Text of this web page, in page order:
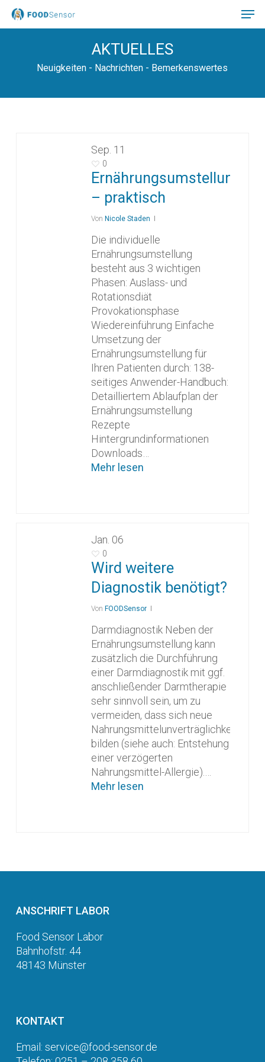
Skip
AKTUELLES
Neuigkeiten - Nachrichten - Bemerkenswertes
Sep. 11
0
Ernährungsumstellung
– praktisch
Von Nicole Staden
Die individuelle
Ernährungsumstellung
besteht aus 3 wichtigen
Phasen: Auslass- und
Rotationsdiät
Provokationsphase
Wiedereinführung Einfache
Umsetzung der
Ernährungsumstellung für
Ihren Patienten durch: 138-
seitiges Anwender-Handbuch:
Detailliertem Ablaufplan der
Ernährungsumstellung
Rezepte
Hintergrundinformationen
Downloads…
Mehr lesen
Jan. 06
0
Wird weitere
Diagnostik benötigt?
Von FOODSensor
Darmdiagnostik Neben der
Ernährungsumstellung kann
zusätzlich die Durchführung
einer Darmdiagnostik mit ggf.
anschließender Darmtherapie
sehr sinnvoll sein, um zu
vermeiden, dass sich neue
Nahrungsmittelunverträglichkeiten
bilden (siehe auch: Entstehung
einer verzögerten
Nahrungsmittel-Allergie).…
Mehr lesen
ANSCHRIFT LABOR
Food Sensor Labor
Bahnhofstr. 44
48143 Münster
KONTAKT
Email: service@food-sensor.de